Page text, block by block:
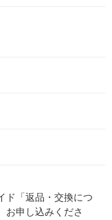
ド「返品・交換につ
お申し込みくださ